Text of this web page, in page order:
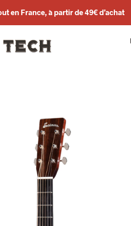
en France, à partir de 49€ d’achat